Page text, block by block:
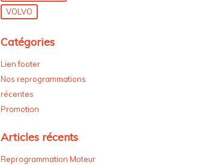
VOLVO
Catégories
Lien footer
Nos reprogrammations
récentes
Promotion
Articles récents
Reprogrammation Moteur